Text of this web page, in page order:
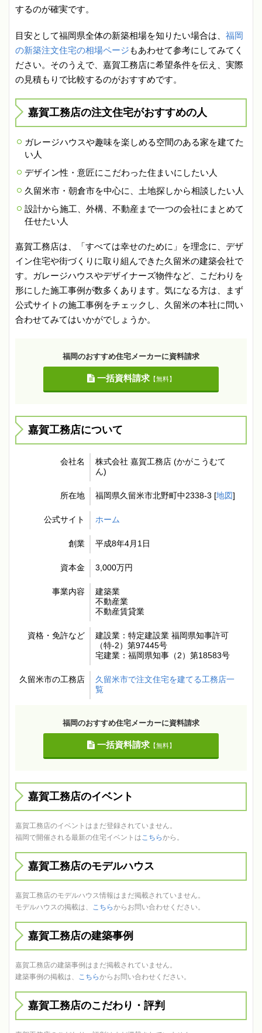
するのが確実です。
目安として福岡県全体の新築相場を知りたい場合は、 福岡
の新築注文住宅の相場ページもあわせて参考にしてみてく
ださい。そのうえで、嘉賀工務店に希望条件を伝え、実際
の見積もりで比較するのがおすすめです。
嘉賀工務店の注文住宅がおすすめの人
ガレージハウスや趣味を楽しめる空間のある家を建てた
い人
デザイン性・意匠にこだわった住まいにしたい人
久留米市・朝倉市を中心に、土地探しから相談したい人
設計から施工、外構、不動産まで一つの会社にまとめて
任せたい人
嘉賀工務店は、「すべては幸せのために」を理念に、デザ
イン住宅や街づくりに取り組んできた久留米の建築会社で
す。ガレージハウスやデザイナーズ物件など、こだわりを
形にした施工事例が数多くあります。気になる方は、まず
公式サイトの施工事例をチェックし、久留米の本社に問い
合わせてみてはいかがでしょうか。
福岡のおすすめ住宅メーカーに資料請求
一括資料請求【無料】
嘉賀工務店について
会社名
株式会社 嘉賀工務店 (かがこうむて
ん)
所在地 福岡県久留米市北野町中2338-3 [地図]
公式サイト ホーム
創業 平成8年4月1日
資本金 3,000万円
事業内容
建築業
不動産業
不動産賃貸業
資格・免許など
建設業：特定建設業 福岡県知事許可
（特-2）第97445号
宅建業：福岡県知事（2）第18583号
久留米市の工務店
久留米市で注文住宅を建てる工務店一
覧
福岡のおすすめ住宅メーカーに資料請求
一括資料請求【無料】
嘉賀工務店のイベント
嘉賀工務店のイベントはまだ登録されていません。
福岡で開催される最新の住宅イベントは こちらから。
嘉賀工務店のモデルハウス
嘉賀工務店のモデルハウス情報はまだ掲載されていません。
モデルハウスの掲載は、
こちらからお問い合わせください。
嘉賀工務店の建築事例
嘉賀工務店の建築事例はまだ掲載されていません。
建築事例の掲載は、
こちらからお問い合わせください。
嘉賀工務店のこだわり・評判